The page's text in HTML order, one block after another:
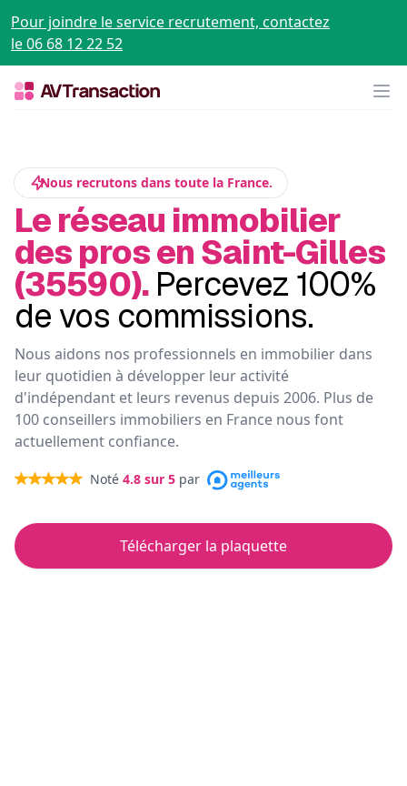
Pour joindre le service recrutement, contactez
le 06 68 12 22 52
Nous recrutons dans toute la France.
Le réseau immobilier
des pros en Saint-Gilles
(35590). Percevez 100%
de vos commissions.
Nous aidons nos professionnels en immobilier dans
leur quotidien à développer leur activité
d'indépendant et leurs revenus depuis 2006. Plus de
100 conseillers immobiliers en France nous font
actuellement confiance.
Noté 4.8 sur 5 par
Télécharger la plaquette